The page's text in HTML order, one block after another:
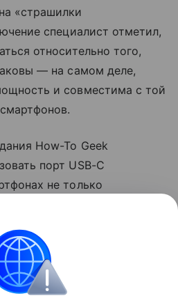
«страшилки
специалист отметил,
относительно того,
— на самом деле,
и совместима с той
How-To Geek
порт USB-C
не только
к мониторам.